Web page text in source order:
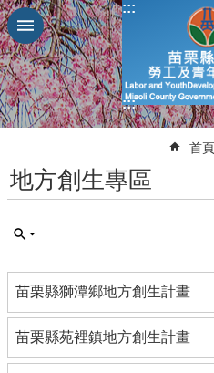
跳到主要內容區塊
進
階
搜
尋
業
簡
便
民
服
:::
:::
首頁
地方創生專區
苗栗縣獅潭鄉地方創生計畫
苗栗縣苑裡鎮地方創生計畫